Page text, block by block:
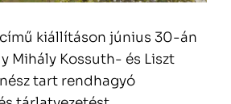
kiállításon június 30-án
Mihály Kossuth- és Liszt
tart rendhagyó